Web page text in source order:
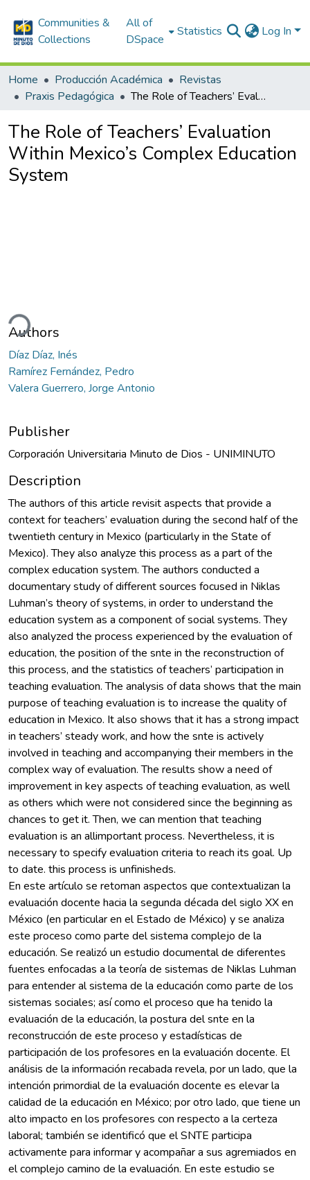
Communities &
Collections
All of
DSpace
Statistics Log In
Home Producción Académica
Revistas
Praxis Pedagógica
The Role of Teachers’ Evaluation Within Mexico’s Complex Education System
The Role of Teachers’ Evaluation
Within Mexico’s Complex Education
System
Authors
Díaz Díaz, Inés
Ramírez Fernández, Pedro
Valera Guerrero, Jorge Antonio
Publisher
Corporación Universitaria Minuto de Dios - UNIMINUTO
Description
The authors of this article revisit aspects that provide a
context for teachers’ evaluation during the second half of the
twentieth century in Mexico (particularly in the State of
Mexico). They also analyze this process as a part of the
complex education system. The authors conducted a
documentary study of different sources focused in Niklas
Luhman’s theory of systems, in order to understand the
education system as a component of social systems. They
also analyzed the process experienced by the evaluation of
education, the position of the snte in the reconstruction of
this process, and the statistics of teachers’ participation in
teaching evaluation. The analysis of data shows that the main
purpose of teaching evaluation is to increase the quality of
education in Mexico. It also shows that it has a strong impact
in teachers’ steady work, and how the snte is actively
involved in teaching and accompanying their members in the
complex way of evaluation. The results show a need of
improvement in key aspects of teaching evaluation, as well
as others which were not considered since the beginning as
chances to get it. Then, we can mention that teaching
evaluation is an allimportant process. Nevertheless, it is
necessary to specify evaluation criteria to reach its goal. Up
to date. this process is unfinisheds.
En este artículo se retoman aspectos que contextualizan la
evaluación docente hacia la segunda década del siglo XX en
México (en particular en el Estado de México) y se analiza
este proceso como parte del sistema complejo de la
educación. Se realizó un estudio documental de diferentes
fuentes enfocadas a la teoría de sistemas de Niklas Luhman
para entender al sistema de la educación como parte de los
sistemas sociales; así como el proceso que ha tenido la
evaluación de la educación, la postura del snte en la
reconstrucción de este proceso y estadísticas de
participación de los profesores en la evaluación docente. El
análisis de la información recabada revela, por un lado, que la
intención primordial de la evaluación docente es elevar la
calidad de la educación en México; por otro lado, que tiene un
alto impacto en los profesores con respecto a la certeza
laboral; también se identificó que el SNTE participa
activamente para informar y acompañar a sus agremiados en
el complejo camino de la evaluación. En este estudio se